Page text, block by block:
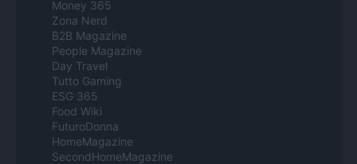
Money 365
Zona Nerd
B2B Magazine
People Magazine
Day Travel
Tutto Gaming
ESG 365
Food Wiki
FuturoDonna
HomeMagazine
SecondHomeMagazine